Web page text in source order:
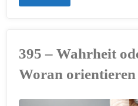
395 – Wahrheit
Woran